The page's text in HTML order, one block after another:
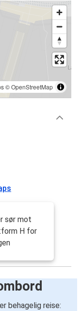
©OpenStreetMap
sør mot
H for
behagelig reise: